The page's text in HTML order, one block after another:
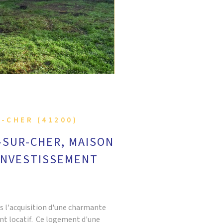
CHER (41200)
CHER, MAISON
l'acquisition d'une charmante
locatif. Ce logement d'une